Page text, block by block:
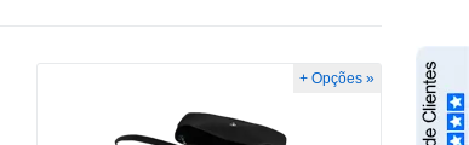
+ Opções »